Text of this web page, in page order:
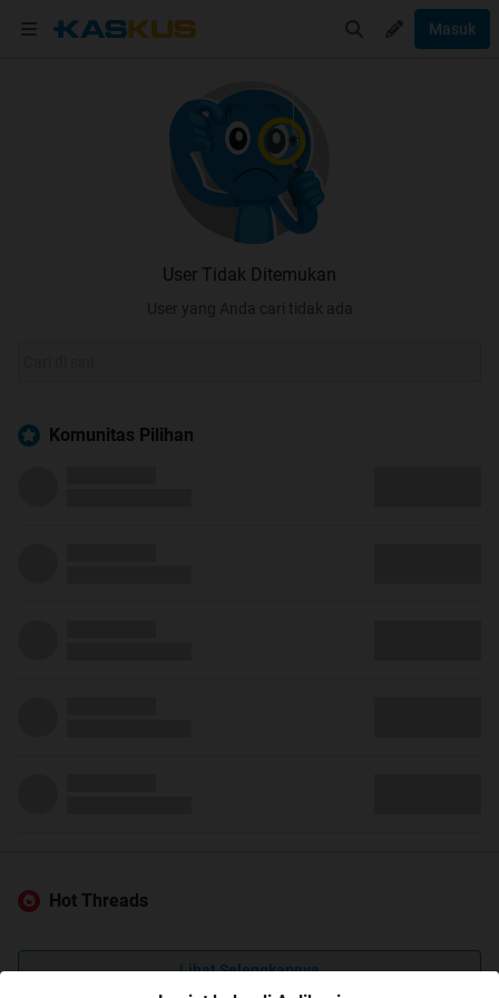
Masuk
User Tidak Ditemukan
User yang Anda cari tidak ada
Komunitas Pilihan
Hot Threads
Lihat Selengkapnya